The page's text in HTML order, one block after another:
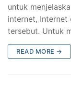
untuk
internet, Internet
tersebut. Untuk
READ MORE →